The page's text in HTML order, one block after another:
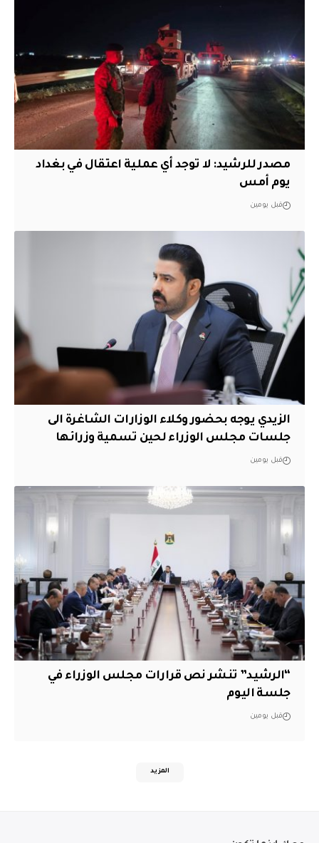
مصدر للرشيد: لا توجد أي عملية اعتقال في بغداد
يوم أمس
قبل يومين
الزيدي يوجه بحضور وكلاء الوزارات الشاغرة الى
جلسات مجلس الوزراء لحين تسمية وزرائها
قبل يومين
“الرشيد” تنشر نص قرارات مجلس الوزراء في
جلسة اليوم
قبل يومين
المزيد